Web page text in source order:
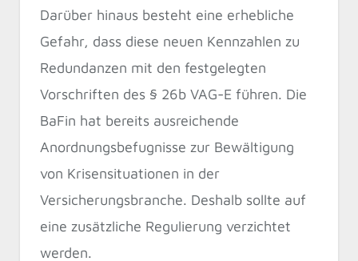
Darüber hinaus besteht eine erhebliche
Gefahr, dass diese neuen Kennzahlen zu
Redundanzen mit den festgelegten
Vorschriften des § 26b VAG-E führen. Die
BaFin hat bereits ausreichende
Anordnungsbefugnisse zur Bewältigung
von Krisensituationen in der
Versicherungsbranche. Deshalb sollte auf
eine zusätzliche Regulierung verzichtet
werden.